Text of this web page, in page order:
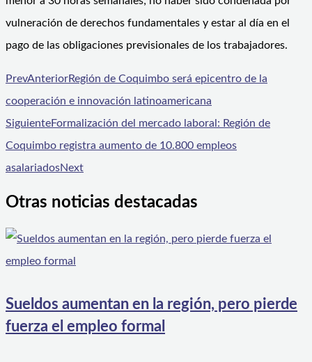
vulneración de derechos fundamentales y estar al día en el
pago de las obligaciones previsionales de los trabajadores.
PrevAnteriorRegión de Coquimbo será epicentro de la
cooperación e innovación latinoamericana
SiguienteFormalización del mercado laboral: Región de
Coquimbo registra aumento de 10.800 empleos
asalariadosNext
Otras noticias destacadas
Sueldos aumentan en la región, pero pierde
fuerza el empleo formal